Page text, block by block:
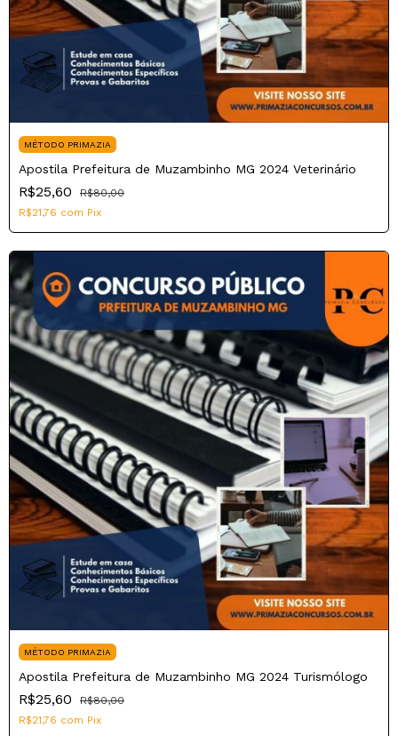
MÉTODO PRIMAZIA
Apostila Prefeitura de Muzambinho MG 2024 Veterinário
R$25,60
R$80,00
R$21,76 com Pix
MÉTODO PRIMAZIA
Apostila Prefeitura de Muzambinho MG 2024 Turismólogo
R$25,60
R$80,00
R$21,76 com Pix